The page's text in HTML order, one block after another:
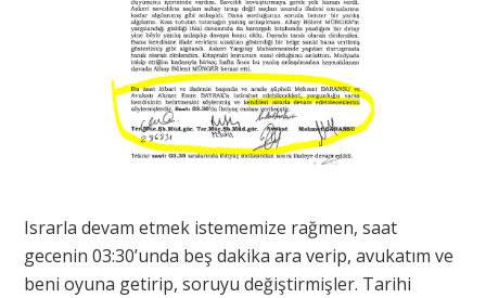
Israrla devam etmek istememize rağmen, saat
gecenin 03:30’unda beş dakika ara verip, avukatım ve
beni oyuna getirip, soruyu değiştirmişler. Tarihi